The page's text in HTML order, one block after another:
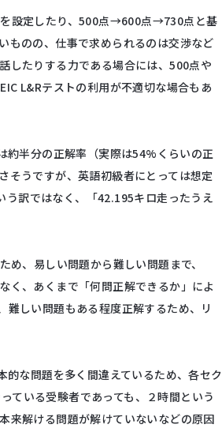
を設定したり、500点→600点→730点と基
ものの、仕事で求められるのは交渉など
したりする力である場合には、500点や
L&Rテストの利用が不適切な場合もあ
約半分の正解率（実際は54%くらいの正
そうですが、英語初級者にとっては想定
訳ではなく、「42.195キロ走ったうえ
、易しい問題から難しい問題まで、
く、あくまで「何問正解できるか」によ
難しい問題もある程度正解するため、リ
な問題を多く間違えているため、各セク
ている受験者であっても、２時間という
来解ける問題が解けていないなどの原因